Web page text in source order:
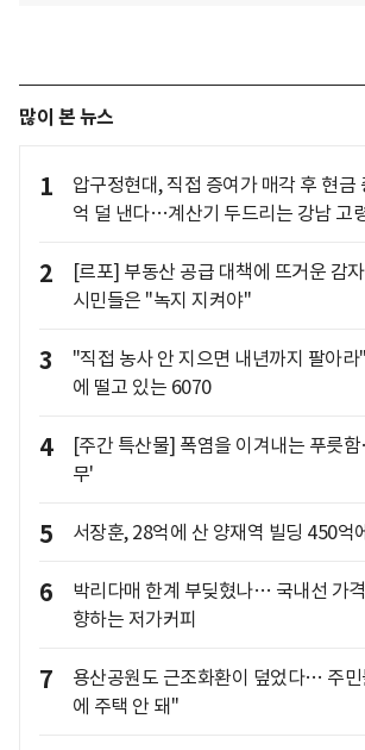
많이 본 뉴스
1
압구정현대, 직접 증여가 매각 후 현금
억 덜 낸다…계산기 두드리는 강남 고
2
[르포] 부동산 공급 대책에 뜨거운 감
시민들은 "녹지 지켜야"
3
"직접 농사 안 지으면 내년까지 팔아
에 떨고 있는 6070
4
[주간 특산물] 폭염을 이겨내는 푸릇
무'
5 서장훈, 28억에 산 양재역 빌딩 450억
6
박리다매 한계 부딪혔나… 국내선 가
향하는 저가커피
7
용산공원도 근조화환이 덮었다… 주
에 주택 안 돼"